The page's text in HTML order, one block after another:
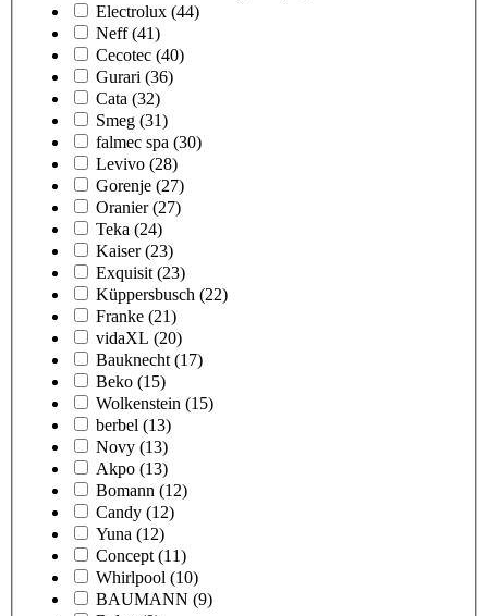
Electrolux (44)
Neff (41)
Cecotec (40)
Gurari (36)
Cata (32)
Smeg (31)
falmec spa (30)
Levivo (28)
Gorenje (27)
Oranier (27)
Teka (24)
Kaiser (23)
Exquisit (23)
Küppersbusch (22)
Franke (21)
vidaXL (20)
Bauknecht (17)
Beko (15)
Wolkenstein (15)
berbel (13)
Novy (13)
Akpo (13)
Bomann (12)
Candy (12)
Yuna (12)
Concept (11)
Whirlpool (10)
BAUMANN (9)